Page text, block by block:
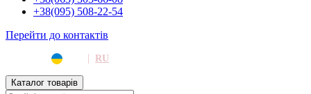
+38(095) 508-22-54
Перейти до контактів
| RU
Каталог товарів